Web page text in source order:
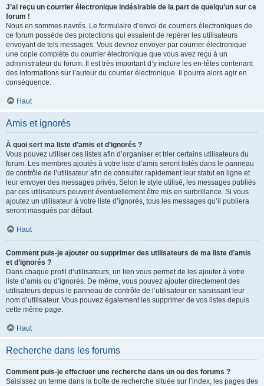
J’ai reçu un courrier électronique indésirable de la part de quelqu’un sur ce
forum !
Nous en sommes navrés. Le formulaire d’envoi de courriers électroniques de
ce forum possède des protections qui essaient de repérer les utilisateurs
envoyant de tels messages. Vous devriez envoyer par courrier électronique
une copie complète du courrier électronique que vous avez reçu à un
administrateur du forum. Il est très important d’y inclure les en-têtes contenant
des informations sur l’auteur du courrier électronique. Il pourra alors agir en
conséquence.
Haut
Amis et ignorés
À quoi sert ma liste d’amis et d’ignorés ?
Vous pouvez utiliser ces listes afin d’organiser et trier certains utilisateurs du
forum. Les membres ajoutés à votre liste d’amis seront listés dans le panneau
de contrôle de l’utilisateur afin de consulter rapidement leur statut en ligne et
leur envoyer des messages privés. Selon le style utilisé, les messages publiés
par ces utilisateurs peuvent éventuellement être mis en surbrillance. Si vous
ajoutez un utilisateur à votre liste d’ignorés, tous les messages qu’il publiera
seront masqués par défaut.
Haut
Comment puis-je ajouter ou supprimer des utilisateurs de ma liste d’amis
et d’ignorés ?
Dans chaque profil d’utilisateurs, un lien vous permet de les ajouter à votre
liste d’amis ou d’ignorés. De même, vous pouvez ajouter directement des
utilisateurs depuis le panneau de contrôle de l’utilisateur en saisissant leur
nom d’utilisateur. Vous pouvez également les supprimer de vos listes depuis
cette même page.
Haut
Recherche dans les forums
Comment puis-je effectuer une recherche dans un ou des forums ?
Saisissez un terme dans la boîte de recherche située sur l’index, les pages des